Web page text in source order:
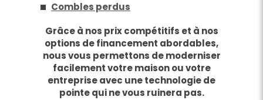
Combles perdus
Grâce à nos prix compétitifs et à nos
options de financement abordables,
nous vous permettons de moderniser
facilement votre maison ou votre
entreprise avec une technologie de
pointe qui ne vous ruinera pas.